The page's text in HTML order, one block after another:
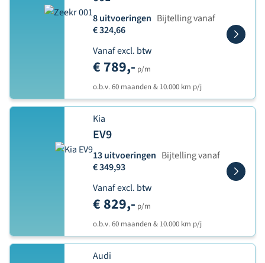
8 uitvoeringen Bijtelling vanaf
€ 324,66
Vanaf excl. btw
€ 789,- p/m
o.b.v. 60 maanden & 10.000 km p/j
Kia
EV9
13 uitvoeringen Bijtelling vanaf
€ 349,93
Vanaf excl. btw
€ 829,- p/m
o.b.v. 60 maanden & 10.000 km p/j
Audi